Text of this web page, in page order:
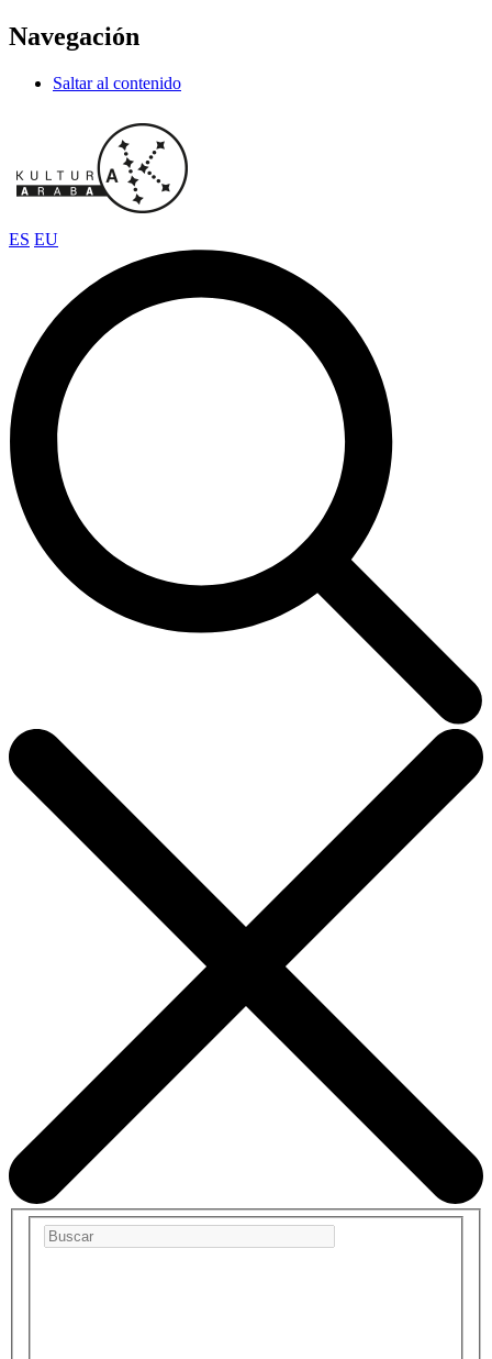
Navegación
Saltar al contenido
ES EU